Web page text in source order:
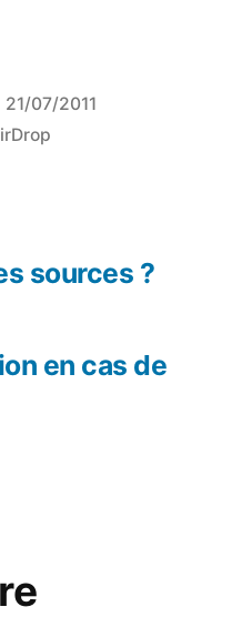
21/07/2011
:
précédent :
en cas de
:
sources ?